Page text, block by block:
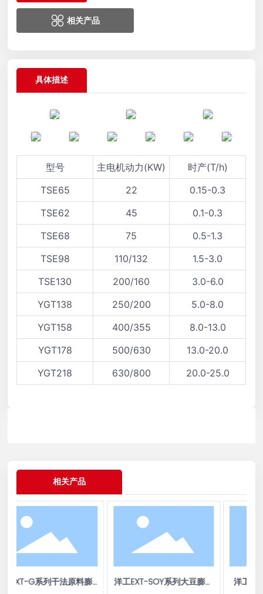
相关产品
具体描述
型号 主电机动力(KW)
时产(T/h)
TSE65
22
0.15-0.3
TSE62
45
0.1-0.3
TSE68
75
0.5-1.3
TSE98
110/132
1.5-3.0
TSE130
200/160
3.0-6.0
YGT138
250/200
5.0-8.0
YGT158
400/355
8.0-13.0
YGT178
500/630
13.0-20.0
YGT218
630/800 20.0-25.0
相关产品
料膨化
洋工EXT-SOY系列大豆膨化
洋工YGFL系列立式超微粉